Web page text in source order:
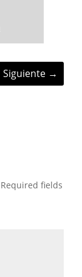
Siguiente →
Required fields